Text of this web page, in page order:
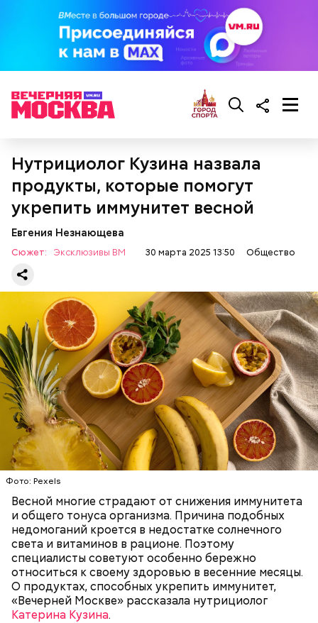
Нутрициолог Кузина назвала
продукты, которые помогут
укрепить иммунитет весной
Евгения Незнающева
Сюжет: Эксклюзивы ВМ 30 марта 2025 13:50 Общество
Фото: Pexels
Весной многие страдают от снижения иммунитета
и общего тонуса организма. Причина подобных
недомоганий кроется в недостатке солнечного
света и витаминов в рационе. Поэтому
специалисты советуют особенно бережно
относиться к своему здоровью в весенние месяцы.
О продуктах, способных укрепить иммунитет,
«Вечерней Москве» рассказала нутрициолог
Катерина Кузина.
При выборе дыни эксперт посоветовала
ориентироваться на запах:
— Она должна приятно пахнуть. Если дыня не
пахнет, значит, ее созревание ускорили или
сорвали недозревшей. Она может быть мягкой, но
будет безвкусной.